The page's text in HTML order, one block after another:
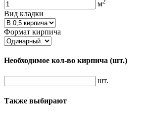
м
Вид кладки
Формат кирпича
Необходимое кол-во кирпича (шт.)
шт.
Также выбирают